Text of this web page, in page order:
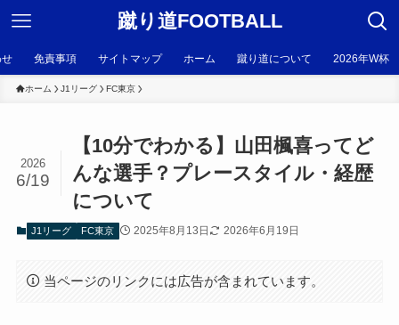
蹴り道FOOTBALL
免責事項 サイトマップ ホーム 蹴り道について 2026年W杯
ホーム J1リーグ FC東京
【10分でわかる】山田楓喜ってど
んな選手？プレースタイル・経歴
について
2026
6/19
J1リーグ FC東京 2025年8月13日 2026年6月19日
当ページのリンクには広告が含まれています。